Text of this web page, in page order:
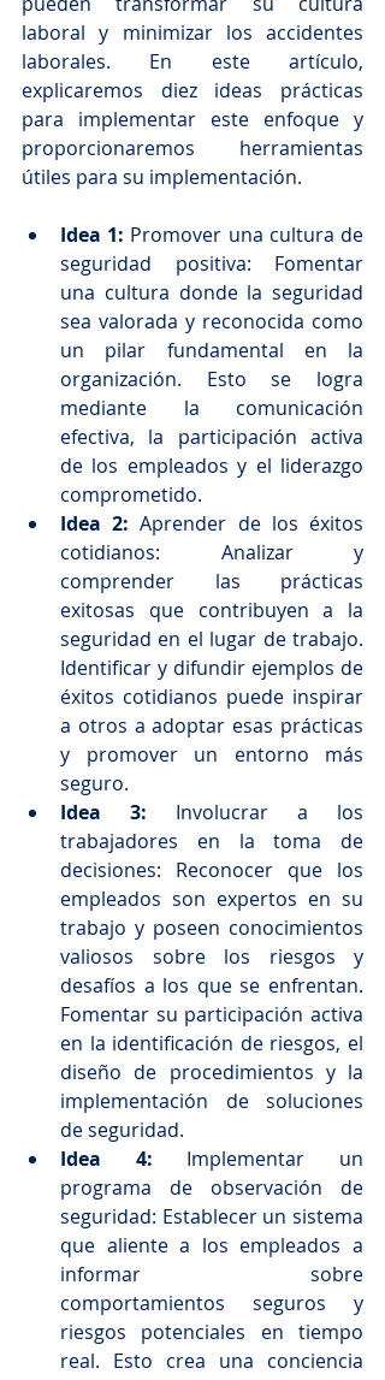
laboral y minimizar los accidentes
laborales. En este artículo,
explicaremos diez ideas prácticas
para implementar este enfoque y
proporcionaremos herramientas
útiles para su implementación.
Idea 1: Promover una cultura de
seguridad positiva: Fomentar
una cultura donde la seguridad
sea valorada y reconocida como
un pilar fundamental en la
organización. Esto se logra
mediante la comunicación
efectiva, la participación activa
de los empleados y el liderazgo
comprometido.
Idea 2: Aprender de los éxitos
cotidianos: Analizar y
comprender las prácticas
exitosas que contribuyen a la
seguridad en el lugar de trabajo.
Identificar y difundir ejemplos de
éxitos cotidianos puede inspirar
a otros a adoptar esas prácticas
y promover un entorno más
seguro.
Idea 3: Involucrar a los
trabajadores en la toma de
decisiones: Reconocer que los
empleados son expertos en su
trabajo y poseen conocimientos
valiosos sobre los riesgos y
desafíos a los que se enfrentan.
Fomentar su participación activa
en la identificación de riesgos, el
diseño de procedimientos y la
implementación de soluciones
de seguridad.
Idea 4: Implementar un
programa de observación de
seguridad: Establecer un sistema
que aliente a los empleados a
informar sobre
comportamientos seguros y
riesgos potenciales en tiempo
real. Esto crea una conciencia